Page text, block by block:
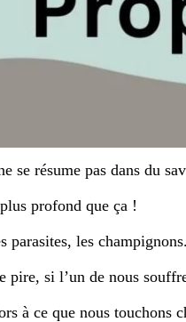
se résume pas dans du
profond que ça !
parasites, les
pire, si l’un de nous
à ce que nous touchons